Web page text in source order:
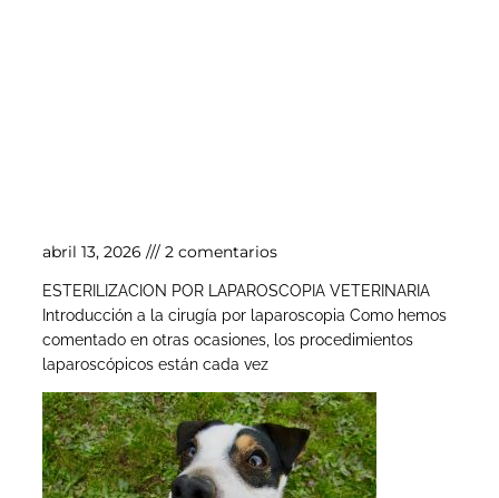
abril 13, 2026 2 comentarios
ESTERILIZACION POR LAPAROSCOPIA VETERINARIA
Introducción a la cirugía por laparoscopia Como hemos
comentado en otras ocasiones, los procedimientos
laparoscópicos están cada vez